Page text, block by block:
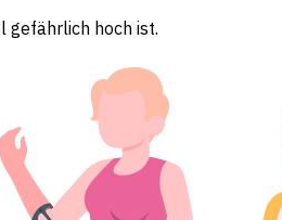
gefährlich hoch ist.